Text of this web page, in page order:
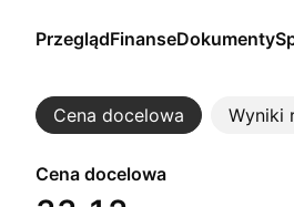
PrzeglądFinanseDokumenty
Cena docelowa Wyniki
Cena docelowa